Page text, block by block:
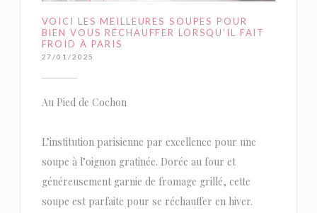
VOICI LES MEILLEURES SOUPES POUR
BIEN VOUS RÉCHAUFFER LORSQU’IL FAIT
FROID À PARIS
27/01/2025
Au Pied de Cochon
L’institution parisienne par excellence pour une
soupe à l’oignon gratinée. Dorée au four et
généreusement garnie de fromage grillé, cette
soupe est parfaite pour se réchauffer en hiver.